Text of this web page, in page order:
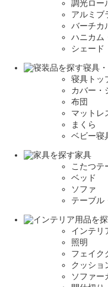
調光ロー
アルミブ
バーチカ
ハニカム
シェード
寝具
寝具トッ
カバー・
布団
マットレ
まくら
ベビー寝
家具
こたつテ
ベッド
ソファ
テーブル
インテリ
照明
フェイク
クッショ
ソファー